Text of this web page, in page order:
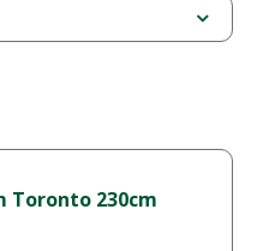
Toronto 230cm